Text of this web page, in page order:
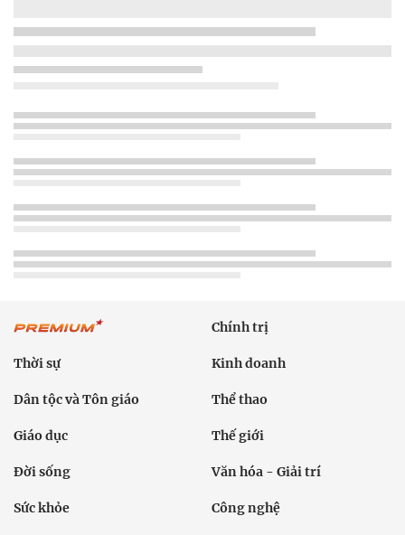
Chính trị
Thời sự Kinh doanh
Dân tộc và Tôn giáo Thể thao
Giáo dục Thế giới
Đời sống Văn hóa - Giải trí
Sức khỏe Công nghệ